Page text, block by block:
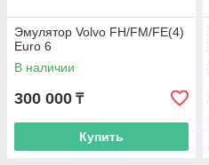
Эмулятор Volvo FH/FM/FE(4)
Euro 6
В наличии
300 000 ₸
Купить